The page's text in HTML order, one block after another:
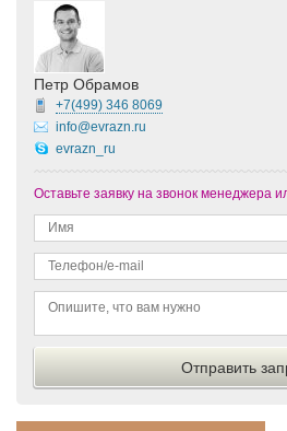
Петр Обрамов
+7(499) 346 8069
info@evrazn.ru
evrazn_ru
Оставьте заявку на звонок менеджера